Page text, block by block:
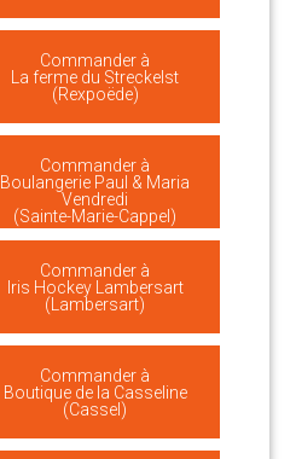
Commander à
La ferme du Streckelst
(Rexpoëde)
Commander à
Boulangerie Paul & Maria
Vendredi
(Sainte-Marie-Cappel)
Commander à
Iris Hockey Lambersart
(Lambersart)
Commander à
Boutique de la Casseline
(Cassel)